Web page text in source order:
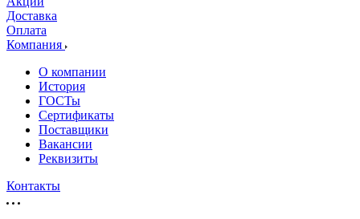
Доставка
Оплата
Компания
О компании
История
ГОСТы
Сертификаты
Поставщики
Вакансии
Реквизиты
Контакты